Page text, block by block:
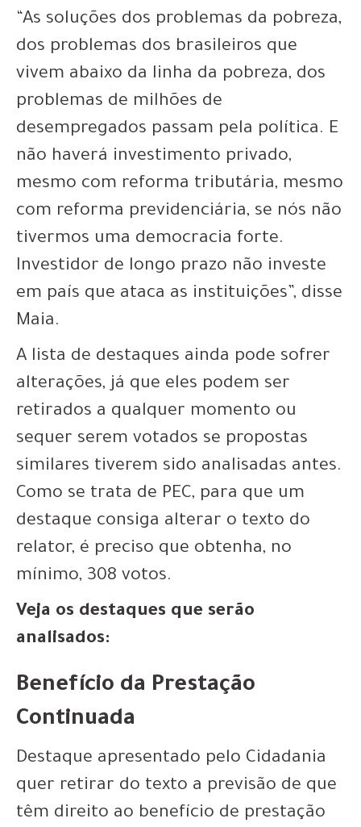
“As soluções dos problemas da pobreza,
dos problemas dos brasileiros que
vivem abaixo da linha da pobreza, dos
problemas de milhões de
desempregados passam pela política. E
não haverá investimento privado,
mesmo com reforma tributária, mesmo
com reforma previdenciária, se nós não
tivermos uma democracia forte.
Investidor de longo prazo não investe
em país que ataca as instituições”, disse
Maia.
A lista de destaques ainda pode sofrer
alterações, já que eles podem ser
retirados a qualquer momento ou
sequer serem votados se propostas
similares tiverem sido analisadas antes.
Como se trata de PEC, para que um
destaque consiga alterar o texto do
relator, é preciso que obtenha, no
mínimo, 308 votos.
Veja os destaques que serão
analisados:
Benefício da Prestação
Continuada
Destaque apresentado pelo Cidadania
quer retirar do texto a previsão de que
têm direito ao benefício de prestação